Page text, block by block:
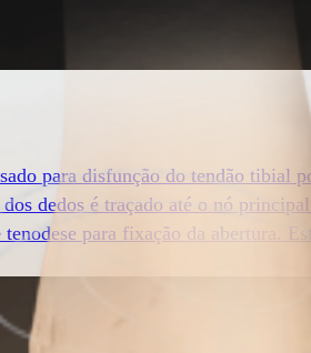
para disfunção do tendão tibial
dedos é traçado até o nó
para fixação da abertura.